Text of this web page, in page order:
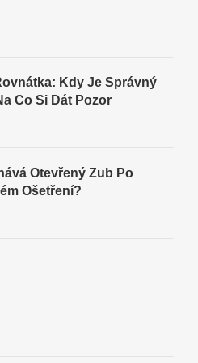
Kdy Je Správný
Co Si Dát Pozor
Otevřený Zub Po
Ošetření?